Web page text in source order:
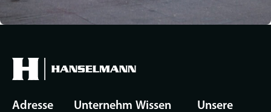
Adresse
Unternehm Wissen
Unsere